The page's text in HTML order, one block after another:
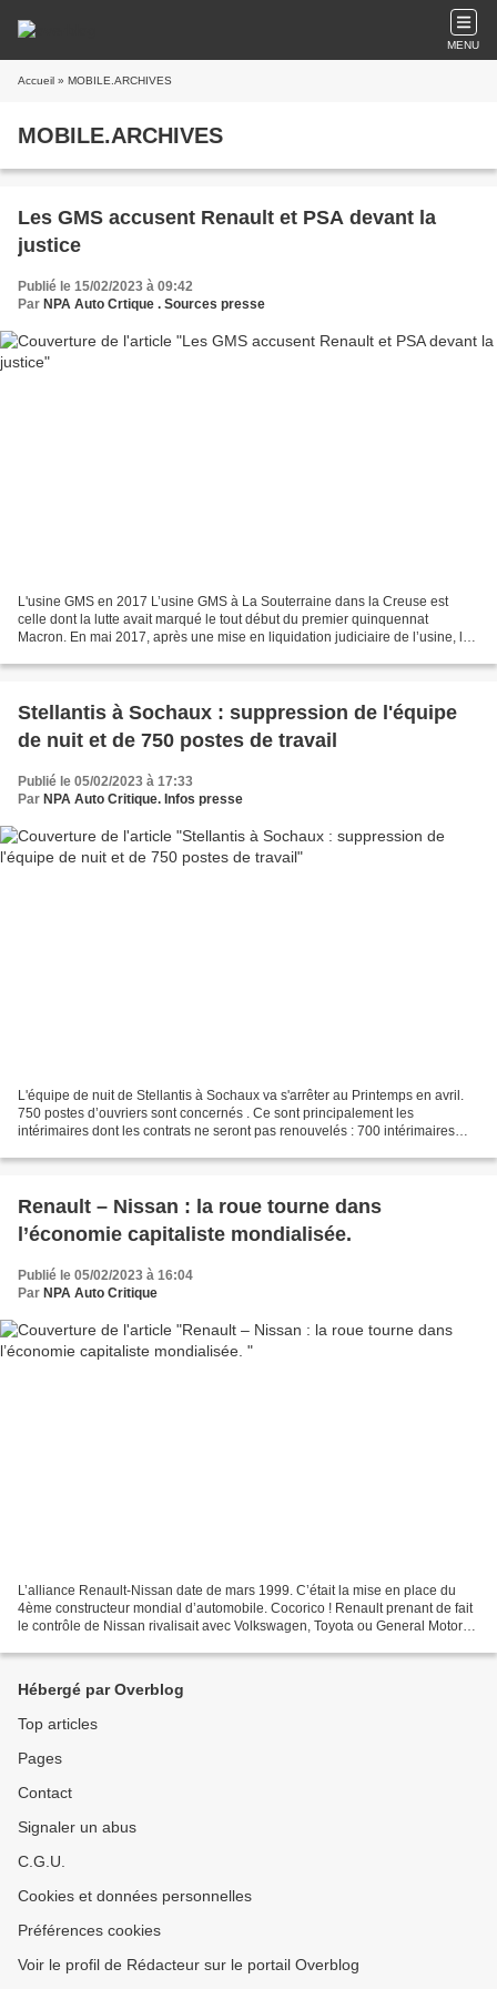
MENU
Accueil » MOBILE.ARCHIVES
MOBILE.ARCHIVES
Les GMS accusent Renault et PSA devant la
justice
Publié le 15/02/2023 à 09:42
Par NPA Auto Crtique . Sources presse
L'usine GMS en 2017 L’usine GMS à La Souterraine dans la Creuse est
celle dont la lutte avait marqué le tout début du premier quinquennat
Macron. En mai 2017, après une mise en liquidation judiciaire de l’usine, les
Stellantis à Sochaux : suppression de l'équipe
de nuit et de 750 postes de travail
Publié le 05/02/2023 à 17:33
Par NPA Auto Critique. Infos presse
L'équipe de nuit de Stellantis à Sochaux va s'arrêter au Printemps en avril.
750 postes d’ouvriers sont concernés . Ce sont principalement les
intérimaires dont les contrats ne seront pas renouvelés : 700 intérimaires
Renault – Nissan : la roue tourne dans
l’économie capitaliste mondialisée.
Publié le 05/02/2023 à 16:04
Par NPA Auto Critique
L’alliance Renault-Nissan date de mars 1999. C’était la mise en place du
4ème constructeur mondial d’automobile. Cocorico ! Renault prenant de fait
le contrôle de Nissan rivalisait avec Volkswagen, Toyota ou General Motors.
Hébergé par Overblog
Top articles
Pages
Contact
Signaler un abus
C.G.U.
Cookies et données personnelles
Préférences cookies
Voir le profil de Rédacteur sur le portail Overblog